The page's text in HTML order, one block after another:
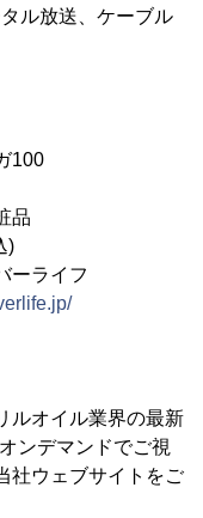
ル放送、ケーブル
)
イフ
ルオイル業界の最新
ンデマンドでご視
社ウェブサイトをご